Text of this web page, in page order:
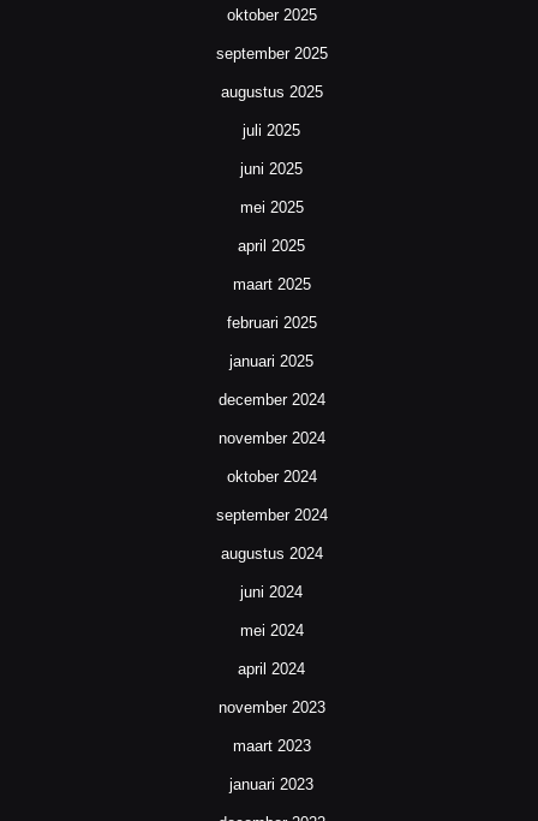
oktober 2025
september 2025
augustus 2025
juli 2025
juni 2025
mei 2025
april 2025
maart 2025
februari 2025
januari 2025
december 2024
november 2024
oktober 2024
september 2024
augustus 2024
juni 2024
mei 2024
april 2024
november 2023
maart 2023
januari 2023